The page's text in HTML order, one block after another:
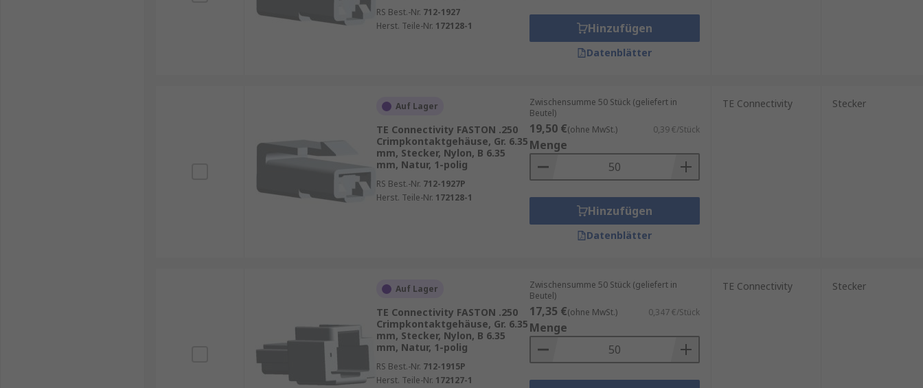
RS Best.-Nr. 712-1927
Herst. Teile-Nr. 172128-1 Hinzufügen
Datenblätter
Auf Lager
TE Connectivity FASTON .250
Crimpkontaktgehäuse, Gr. 6.35
mm, Stecker, Nylon, B 6.35
mm, Natur, 1-polig
RS Best.-Nr. 712-1927P
Herst. Teile-Nr. 172128-1
Zwischensumme 50 Stück (geliefert in
Beutel)
19,50 €(ohne MwSt.) 0,39 €/Stück
Menge
Hinzufügen
Datenblätter
TE Connectivity Stecker
Auf Lager
TE Connectivity FASTON .250
Crimpkontaktgehäuse, Gr. 6.35
mm, Stecker, Nylon, B 6.35
mm, Natur, 1-polig
RS Best.-Nr. 712-1915P
Herst. Teile-Nr. 172127-1
Zwischensumme 50 Stück (geliefert in
Beutel)
17,35 €(ohne MwSt.) 0,347 €/Stück
Menge
TE Connectivity Stecker